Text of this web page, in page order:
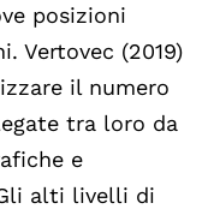
posizioni
Vertovec (2019)
il numero
tra loro da
e
alti livelli di